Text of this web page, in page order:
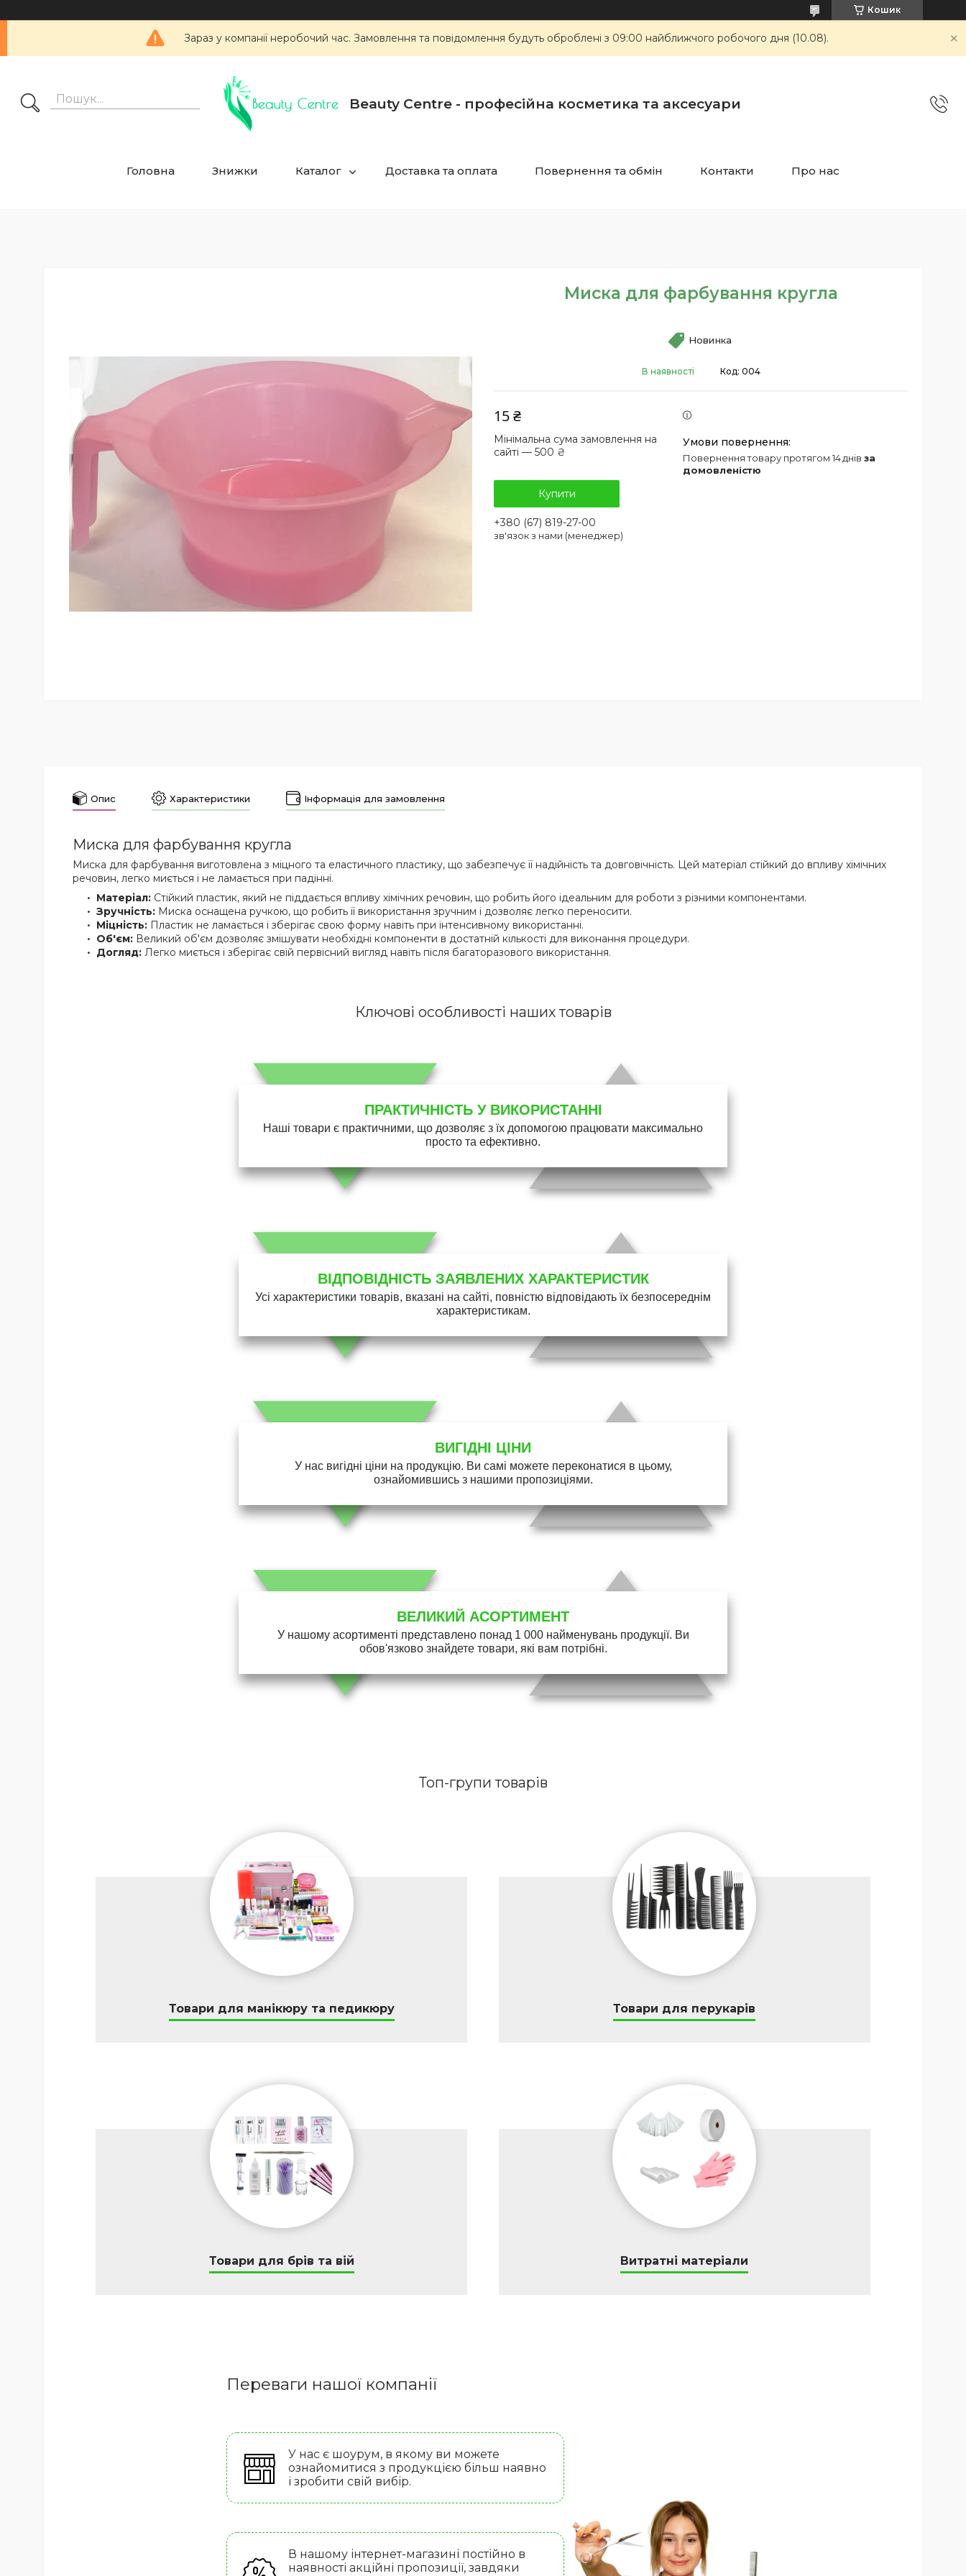
Кошик
Зараз у компанії неробочий час. Замовлення та повідомлення будуть оброблені з 09:00 найближчого робочого дня (10.08).
Beauty Centre - професійна косметика та аксесуари
Головна Знижки Каталог Доставка та оплата Повернення та обмін Контакти Про нас
Миска для фарбування кругла
Новинка
В наявності Код: 004
15 ₴
Мінімальна сума замовлення на
сайті — 500 ₴
Купити
+380 (67) 819-27-00
зв'язок з нами (менеджер)
повернення товару протягом 14 днів за
домовленістю
Опис Характеристики Інформація для замовлення
Миска для фарбування кругла
Миска для фарбування виготовлена з міцного та еластичного пластику, що забезпечує її надійність та довговічність. Цей матеріал стійкий до впливу хімічних
речовин, легко миється і не ламається при падінні.
Матеріал: Стійкий пластик, який не піддається впливу хімічних речовин, що робить його ідеальним для роботи з різними компонентами.
Зручність: Миска оснащена ручкою, що робить її використання зручним і дозволяє легко переносити.
Міцність: Пластик не ламається і зберігає свою форму навіть при інтенсивному використанні.
Об'єм: Великий об'єм дозволяє змішувати необхідні компоненти в достатній кількості для виконання процедури.
Догляд: Легко миється і зберігає свій первісний вигляд навіть після багаторазового використання.
Ключові особливості наших товарів
ПРАКТИЧНІСТЬ У ВИКОРИСТАННІ
Наші товари є практичними, що дозволяє з їх допомогою працювати максимально
просто та ефективно.
ВІДПОВІДНІСТЬ ЗАЯВЛЕНИХ ХАРАКТЕРИСТИК
Усі характеристики товарів, вказані на сайті, повністю відповідають їх безпосереднім
характеристикам.
ВИГІДНІ ЦІНИ
У нас вигідні ціни на продукцію. Ви самі можете переконатися в цьому,
ознайомившись з нашими пропозиціями.
ВЕЛИКИЙ АСОРТИМЕНТ
У нашому асортименті представлено понад 1 000 найменувань продукції. Ви
обов'язково знайдете товари, які вам потрібні.
Топ-групи товарів
Товари для манікюру та педикюру Товари для перукарів
Товари для брів та вій Витратні матеріали
Переваги нашої компанії
У нас є шоурум, в якому ви можете
ознайомитися з продукцією більш наявно
і зробити свій вибір.
В нашому інтернет-магазині постійно в
наявності акційні пропозиції, завдяки